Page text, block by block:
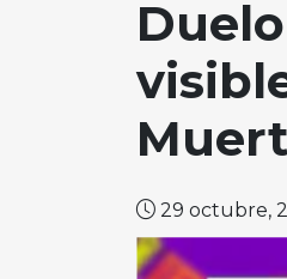
29 octubre,